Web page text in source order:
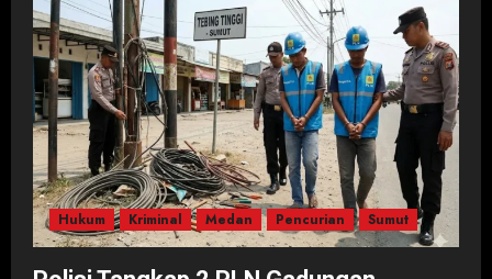
Hukum Kriminal Medan Pencurian Sumut